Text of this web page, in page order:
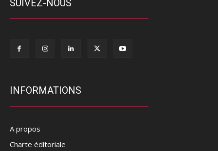
SUIVEZ-NOUS
INFORMATIONS
A propos
Charte éditoriale